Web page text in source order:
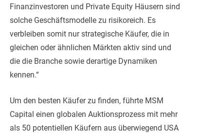
Finanzinvestoren und Private Equity Häusern sind
solche Geschäftsmodelle zu risikoreich. Es
verbleiben somit nur strategische Käufer, die in
gleichen oder ähnlichen Märkten aktiv sind und
die die Branche sowie derartige Dynamiken
kennen.“
Um den besten Käufer zu finden, führte MSM
Capital einen globalen Auktionsprozess mit mehr
als 50 potentiellen Käufern aus überwiegend USA